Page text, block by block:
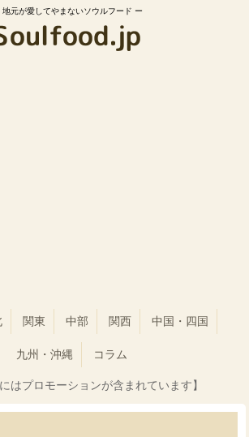
地元が愛してやまないソウルフード
関東 中部 関西 中国・四国
九州・沖縄 コラム
はプロモーションが含まれています】